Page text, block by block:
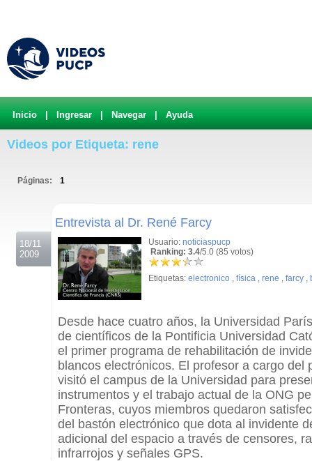
Inicio Ingresar Navegar Ayuda
Videos por Etiqueta: rene
Páginas: 1
18/11
2009
Entrevista al Dr. René Farcy
Usuario: noticiaspucp
Ranking: 3.4/5.0 (85 votos)
Etiquetas: electronico , física , rene , farcy ,
Desde hace cuatro años, la Universidad
de científicos de la Pontificia Universidad
el primer programa de rehabilitación de
blancos electrónicos. El profesor a cargo del
visitó el campus de la Universidad para
instrumentos y el trabajo actual de la ONG
Fronteras, cuyos miembros quedaron
del bastón electrónico que dota al invidente
adicional del espacio a través de censores,
infrarrojos y señales GPS.